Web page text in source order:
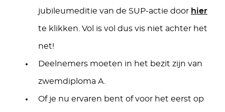
jubileumeditie van de SUP-actie door hier
te klikken. Vol is vol dus vis niet achter het
net!
Deelnemers moeten in het bezit zijn van
zwemdiploma A.
Of je nu ervaren bent of voor het eerst op